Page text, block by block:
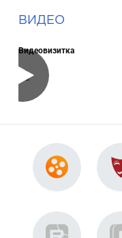
ВИДЕО
Видеовизитка